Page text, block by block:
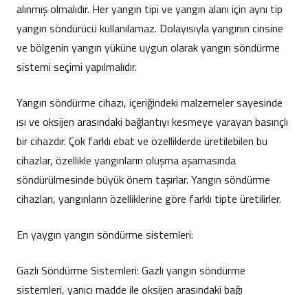
alınmış olmalıdır. Her yangın tipi ve yangın alanı için aynı tip
yangın söndürücü kullanılamaz. Dolayısıyla yangının cinsine
ve bölgenin yangın yüküne uygun olarak yangın söndürme
sistemi seçimi yapılmalıdır.
Yangın söndürme cihazı, içeriğindeki malzemeler sayesinde
ısı ve oksijen arasındaki bağlantıyı kesmeye yarayan basınçlı
bir cihazdır. Çok farklı ebat ve özelliklerde üretilebilen bu
cihazlar, özellikle yangınların oluşma aşamasında
söndürülmesinde büyük önem taşırlar. Yangın söndürme
cihazları, yangınların özelliklerine göre farklı tipte üretilirler.
En yaygın yangın söndürme sistemleri:
Gazlı Söndürme Sistemleri: Gazlı yangın söndürme
sistemleri, yanıcı madde ile oksijen arasındaki bağı